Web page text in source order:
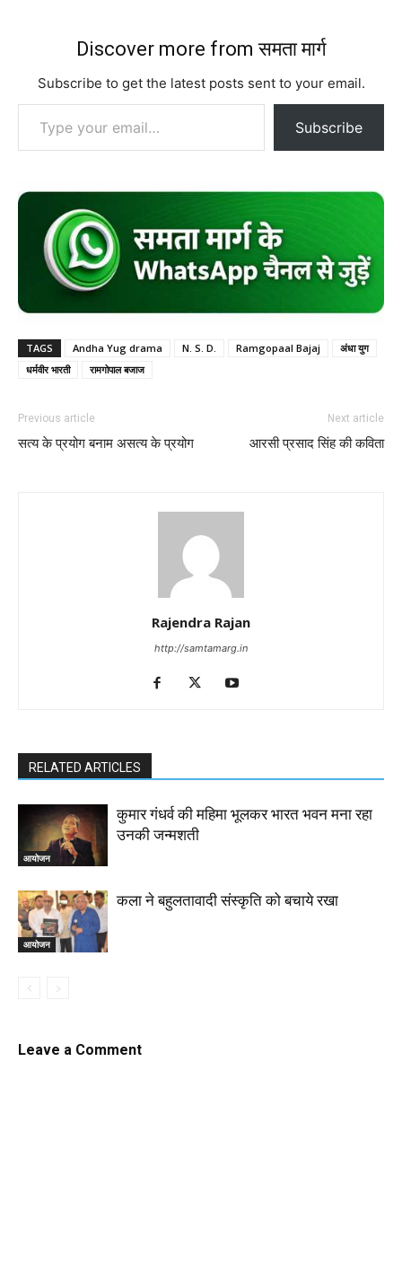
Discover more from समता मार्ग
Subscribe to get the latest posts sent to your email.
Type your email…
Subscribe
TAGS Andha Yug drama N. S. D. Ramgopaal Bajaj
अंधा युग
धर्मवीर भारती
रामगोपाल बजाज
Previous article
सत्य के प्रयोग बनाम असत्य के प्रयोग
Next article
आरसी प्रसाद सिंह की कविता
Rajendra Rajan
http://samtamarg.in
RELATED ARTICLES
आयोजन
कुमार गंधर्व की महिमा भूलकर भारत भवन मना रहा
उनकी जन्मशती
आयोजन
कला ने बहुलतावादी संस्कृति को बचाये रखा
Leave a Comment